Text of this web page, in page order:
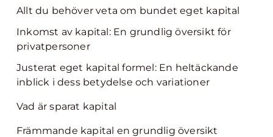
Allt du behöver veta om bundet eget kapital
Inkomst av kapital: En grundlig översikt för
privatpersoner
Justerat eget kapital formel: En heltäckande
inblick i dess betydelse och variationer
Vad är sparat kapital
Främmande kapital en grundlig översikt